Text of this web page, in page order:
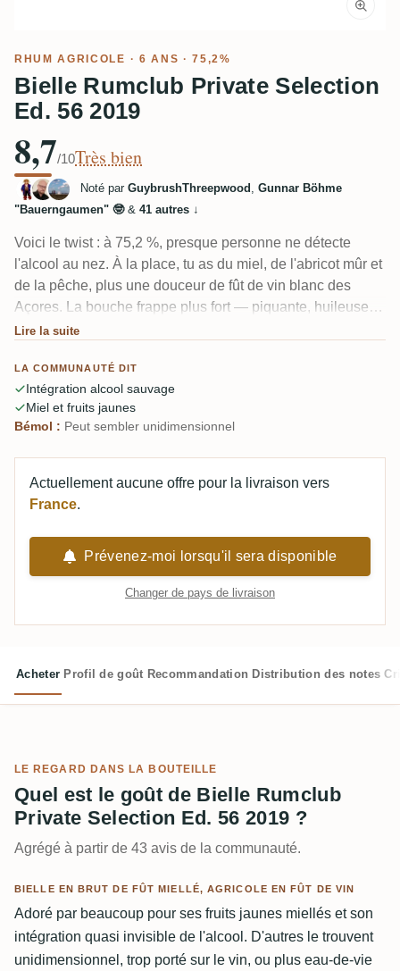
RHUM AGRICOLE · 6 ANS · 75,2%
Bielle Rumclub Private Selection
Ed. 56 2019
8,7/10Très bien
Noté par GuybrushThreepwood , Gunnar Böhme
"Bauerngaumen" 🤓& 41 autres ↓
Voici le twist : à 75,2 %, presque personne ne détecte
l'alcool au nez. À la place, tu as du miel, de l'abricot mûr et
de la pêche, plus une douceur de fût de vin blanc des
Açores. La bouche frappe plus fort — piquante, huileuse,
avec de la canne à sucre et de l'herbe sur une longue
comme un agricole, ce qui le rend soit fascinant, soit un
peu trop eau-de-vie pour toi.
Lire la suite
LA COMMUNAUTÉ DIT
Intégration alcool sauvage
Miel et fruits jaunes
Bémol : Peut sembler unidimensionnel
Actuellement aucune offre pour la livraison vers
France.
Prévenez-moi lorsqu'il sera disponible
Changer de pays de livraison
Acheter Profil de goût Recommandation Distribution des notes
LE REGARD DANS LA BOUTEILLE
Quel est le goût de Bielle Rumclub
Private Selection Ed. 56 2019 ?
Agrégé à partir de 43 avis de la communauté.
BIELLE EN BRUT DE FÛT MIELLÉ, AGRICOLE EN FÛT DE VIN
Adoré par beaucoup pour ses fruits jaunes miellés et son
intégration quasi invisible de l'alcool. D'autres le trouvent
unidimensionnel, trop porté sur le vin, ou plus eau-de-vie